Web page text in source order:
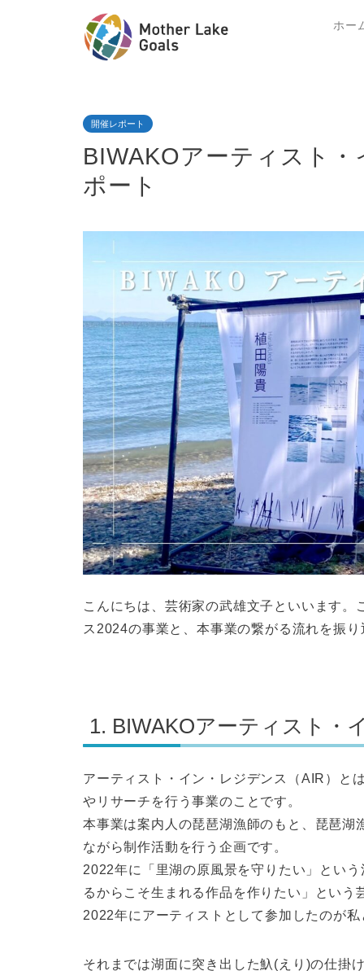
ホー
開催レポート
BIWAKOアーティスト
ポート
こんにちは、芸術家の武雄文子といいます
ス2024の事業と、本事業の繋がる流れを振
1. BIWAKOアーティスト・
アーティスト・イン・レジデンス（AIR）と
やリサーチを行う事業のことです。
本事業は案内人の琵琶湖漁師のもと、琵琶
ながら制作活動を行う企画です。
2022年に「里湖の原風景を守りたい」とい
るからこそ生まれる作品を作りたい」とい
2022年にアーティストとして参加したのが
それまでは湖面に突き出した魞(えり)の仕掛